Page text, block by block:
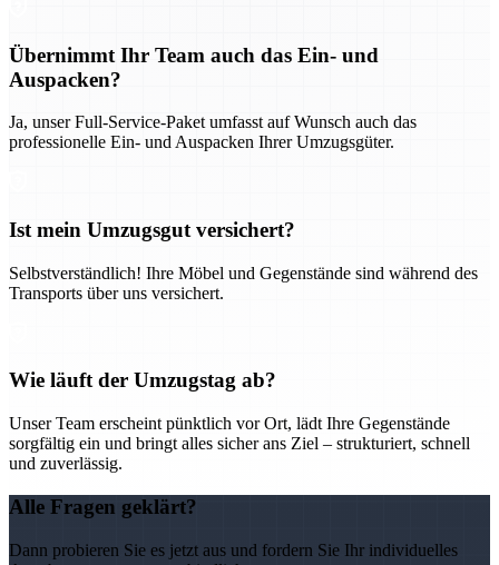
Übernimmt Ihr Team auch das Ein- und
Auspacken?
Ja, unser Full-Service-Paket umfasst auf Wunsch auch das
professionelle Ein- und Auspacken Ihrer Umzugsgüter.
Ist mein Umzugsgut versichert?
Selbstverständlich! Ihre Möbel und Gegenstände sind während des
Transports über uns versichert.
Wie läuft der Umzugstag ab?
Unser Team erscheint pünktlich vor Ort, lädt Ihre Gegenstände
sorgfältig ein und bringt alles sicher ans Ziel – strukturiert, schnell
und zuverlässig.
Alle Fragen geklärt?
Dann probieren Sie es jetzt aus und fordern Sie Ihr individuelles